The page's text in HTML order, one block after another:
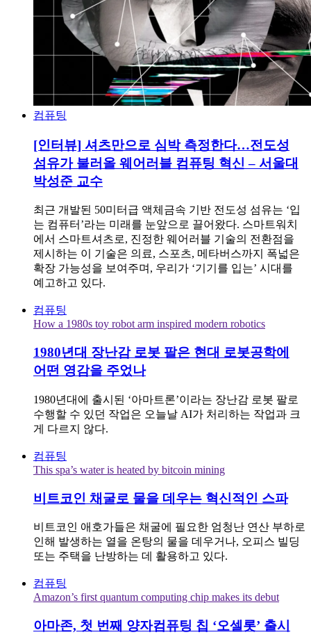
컴퓨팅
[인터뷰] 셔츠만으로 심박 측정한다…전도성
섬유가 불러올 웨어러블 컴퓨팅 혁신 – 서울대
박성준 교수
최근 개발된 50미터급 액체금속 기반 전도성 섬유는 ‘입
는 컴퓨터’라는 미래를 눈앞으로 끌어왔다. 스마트워치
에서 스마트셔츠로, 진정한 웨어러블 기술의 전환점을
제시하는 이 기술은 의료, 스포츠, 메타버스까지 폭넓은
확장 가능성을 보여주며, 우리가 ‘기기를 입는’ 시대를
예고하고 있다.
컴퓨팅
How a 1980s toy robot arm inspired modern robotics
1980년대 장난감 로봇 팔은 현대 로봇공학에
어떤 영감을 주었나
1980년대에 출시된 ‘아마트론’이라는 장난감 로봇 팔로
수행할 수 있던 작업은 오늘날 AI가 처리하는 작업과 크
게 다르지 않다.
컴퓨팅
This spa’s water is heated by bitcoin mining
비트코인 채굴로 물을 데우는 혁신적인 스파
비트코인 애호가들은 채굴에 필요한 엄청난 연산 부하로
인해 발생하는 열을 온탕의 물을 데우거나, 오피스 빌딩
또는 주택을 난방하는 데 활용하고 있다.
컴퓨팅
Amazon’s first quantum computing chip makes its debut
아마존, 첫 번째 양자컴퓨팅 칩 ‘오셀롯’ 출시